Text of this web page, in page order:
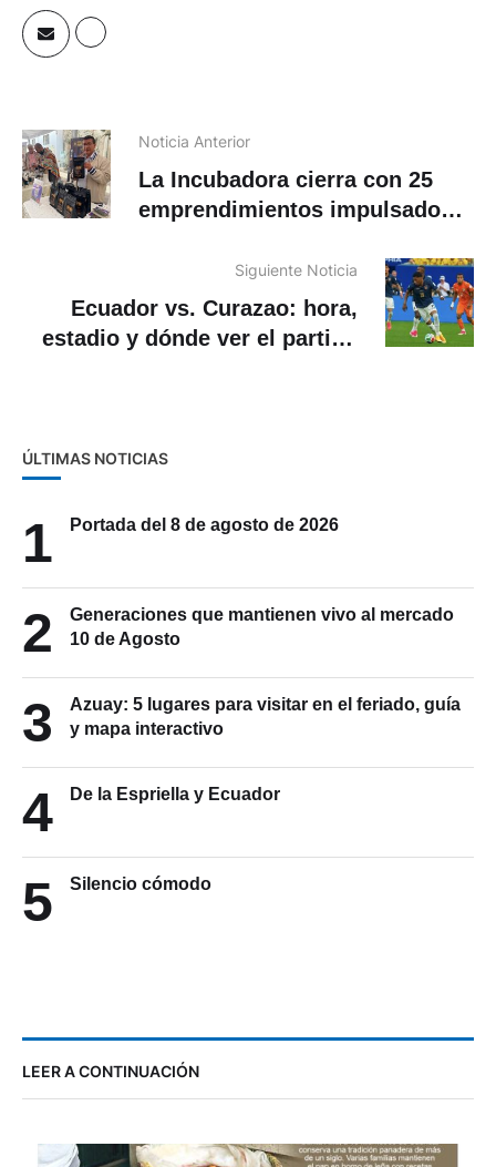
Noticia Anterior
La Incubadora cierra con 25
emprendimientos impulsados
Siguiente Noticia
Ecuador vs. Curazao: hora,
estadio y dónde ver el partido
ÚLTIMAS NOTICIAS
1 Portada del 8 de agosto de 2026
2
Generaciones que mantienen vivo al mercado
10 de Agosto
3
Azuay: 5 lugares para visitar en el feriado, guía
y mapa interactivo
4 De la Espriella y Ecuador
5 Silencio cómodo
LEER A CONTINUACIÓN